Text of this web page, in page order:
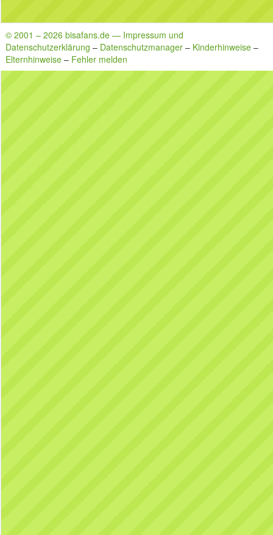
© 2001 – 2026 bisafans.de — Impressum und
Datenschutzerklärung – Datenschutzmanager – Kinderhinweise –
Elternhinweise – Fehler melden